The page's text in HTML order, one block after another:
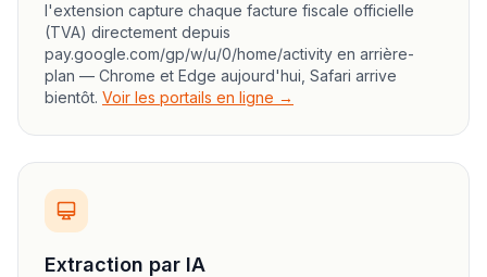
l'extension capture chaque facture fiscale officielle
(TVA) directement depuis
pay.google.com/gp/w/u/0/home/activity en arrière-
plan — Chrome et Edge aujourd'hui, Safari arrive
bientôt. Voir les portails en ligne →
Extraction par IA